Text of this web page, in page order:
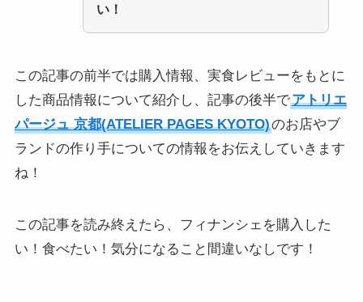
い！
この記事の前半では購入情報、実食レビューをもとに
した商品情報について紹介し、記事の後半でアトリエ
パージュ 京都(ATELIER PAGES KYOTO)のお店やブ
ランドの作り手についての情報をお伝えしていきます
ね！
この記事を読み終えたら、フィナンシェを購入した
い！食べたい！気分になること間違いなしです！